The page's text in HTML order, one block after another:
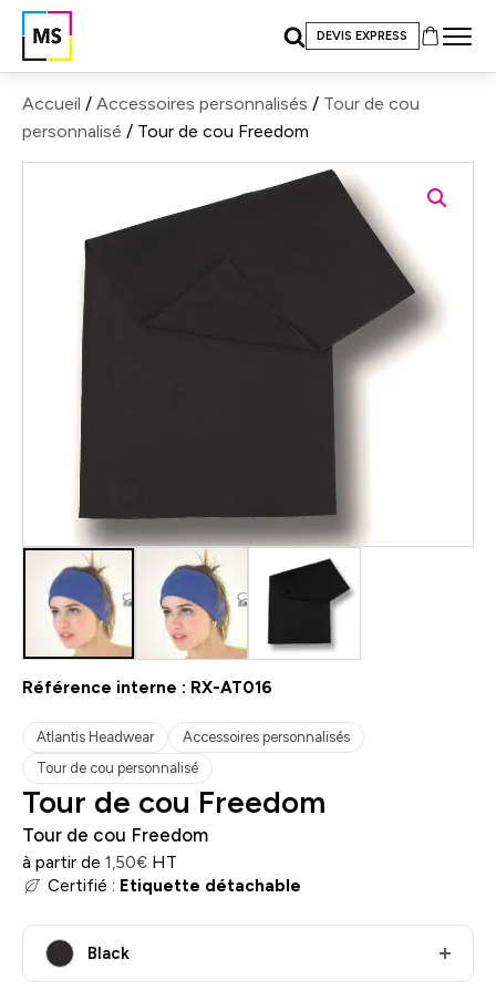
DEVIS EXPRESS
Accueil / Accessoires personnalisés / Tour de cou
personnalisé / Tour de cou Freedom
Référence interne : RX-AT016
Atlantis Headwear
Accessoires personnalisés
Tour de cou personnalisé
Tour de cou Freedom
Tour de cou Freedom
à partir de 1,50€ HT
Certifié : Etiquette détachable
Black